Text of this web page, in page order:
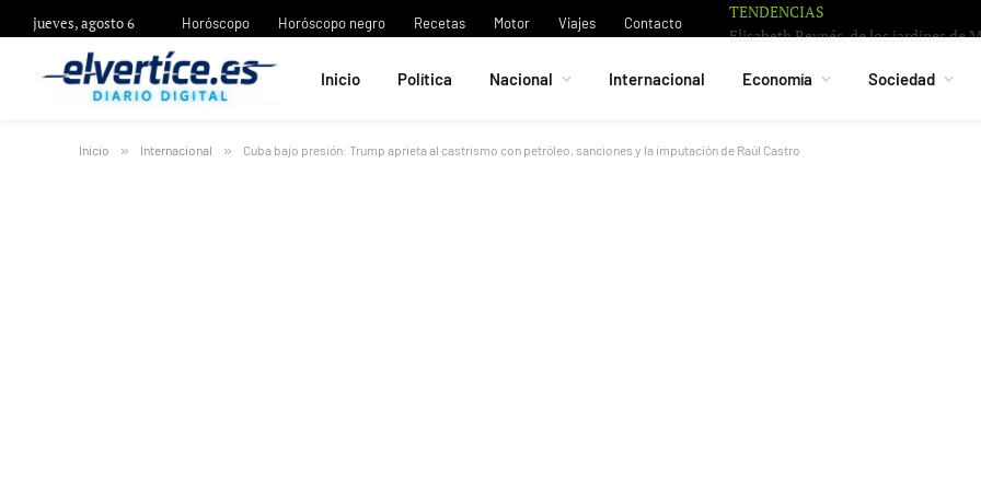
jueves, agosto 6 Horóscopo Horóscopo negro Recetas Motor Viajes Contacto
TENDENCIAS
Inicio Política Nacional Internacional Economía Sociedad
Inicio » Internacional » Cuba bajo presión: Trump aprieta al castrismo con petróleo, sanciones y la imputación de Raúl Castro